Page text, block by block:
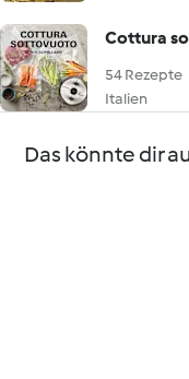
Cottura
54 Rezepte
Italien
Das könnte dir